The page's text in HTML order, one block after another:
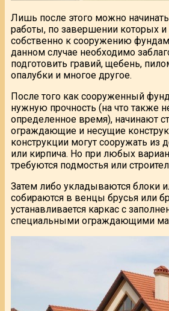
Лишь после этого можно
работы, по завершении которых и
собственно к сооружению
данном случае необходимо
подготовить гравий, щебень,
опалубки и многое другое.
После того как сооруженный
нужную прочность (на что также
определенное время), начинают
ограждающие и несущие
конструкции могут сооружать из
или кирпича. Но при любых
требуются подмостья или
Затем либо укладываются блоки
собираются в венцы брусья или
устанавливается каркас с
специальными ограждающими